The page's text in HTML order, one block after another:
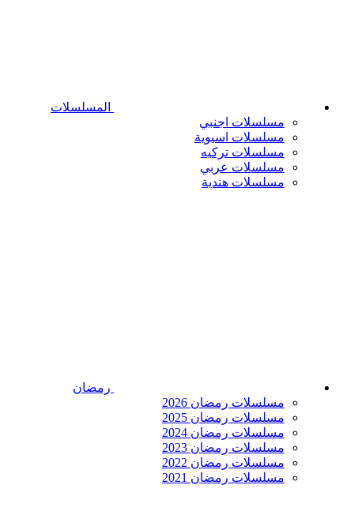
المسلسلات
مسلسلات اجنبي
مسلسلات اسيوية
مسلسلات تركيه
مسلسلات عربي
مسلسلات هندية
رمضان
مسلسلات رمضان 2026
مسلسلات رمضان 2025
مسلسلات رمضان 2024
مسلسلات رمضان 2023
مسلسلات رمضان 2022
مسلسلات رمضان 2021